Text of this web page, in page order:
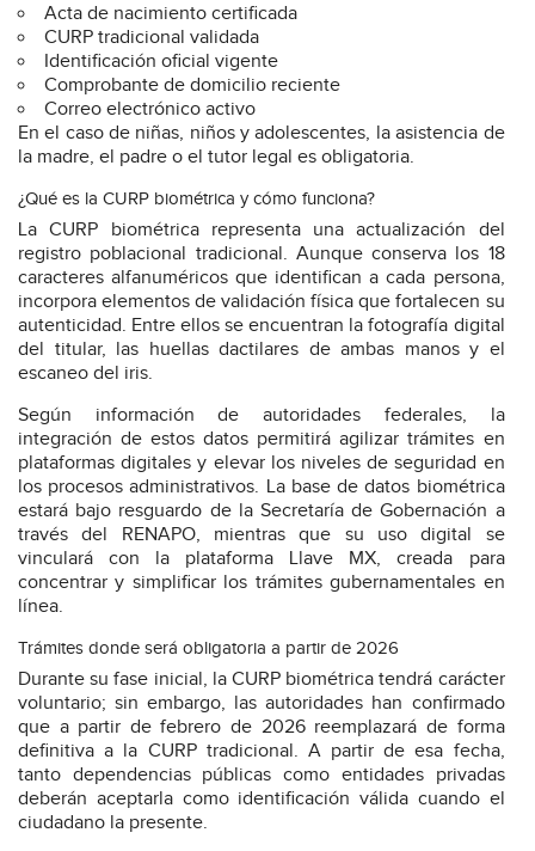
Acta de nacimiento certificada
CURP tradicional validada
Identificación oficial vigente
Comprobante de domicilio reciente
Correo electrónico activo
En el caso de niñas, niños y adolescentes, la asistencia de
la madre, el padre o el tutor legal es obligatoria.
¿Qué es la CURP biométrica y cómo funciona?
La CURP biométrica representa una actualización del
registro poblacional tradicional. Aunque conserva los 18
caracteres alfanuméricos que identifican a cada persona,
incorpora elementos de validación física que fortalecen su
autenticidad. Entre ellos se encuentran la fotografía digital
del titular, las huellas dactilares de ambas manos y el
escaneo del iris.
Según información de autoridades federales, la
integración de estos datos permitirá agilizar trámites en
plataformas digitales y elevar los niveles de seguridad en
los procesos administrativos. La base de datos biométrica
estará bajo resguardo de la Secretaría de Gobernación a
través del RENAPO, mientras que su uso digital se
vinculará con la plataforma Llave MX, creada para
concentrar y simplificar los trámites gubernamentales en
línea.
Trámites donde será obligatoria a partir de 2026
Durante su fase inicial, la CURP biométrica tendrá carácter
voluntario; sin embargo, las autoridades han confirmado
que a partir de febrero de 2026 reemplazará de forma
definitiva a la CURP tradicional. A partir de esa fecha,
tanto dependencias públicas como entidades privadas
deberán aceptarla como identificación válida cuando el
ciudadano la presente.